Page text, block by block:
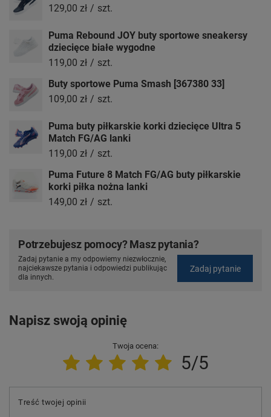
129,00 zł / szt.
Puma Rebound JOY buty sportowe sneakersy
dziecięce białe wygodne
119,00 zł / szt.
Buty sportowe Puma Smash [367380 33]
109,00 zł / szt.
Puma buty piłkarskie korki dziecięce Ultra 5
Match FG/AG lanki
119,00 zł / szt.
Puma Future 8 Match FG/AG buty piłkarskie
korki piłka nożna lanki
149,00 zł / szt.
Potrzebujesz pomocy? Masz pytania?
Zadaj pytanie a my odpowiemy niezwłocznie,
najciekawsze pytania i odpowiedzi publikując
dla innych.
Zadaj pytanie
Napisz swoją opinię
Twoja ocena:
5/5
Treść twojej opinii